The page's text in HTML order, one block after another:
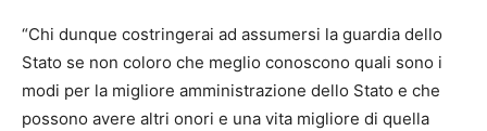
“Chi dunque costringerai ad assumersi la guardia dello
Stato se non coloro che meglio conoscono quali sono i
modi per la migliore amministrazione dello Stato e che
possono avere altri onori e una vita migliore di quella